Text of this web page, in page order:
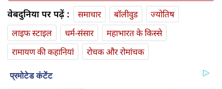
वेबदुनिया पर पढ़ें : समाचार बॉलीवुड
ज्योतिष
लाइफ स्‍टाइल
धर्म-संसार
महाभारत के किस्से
रामायण की कहानियां
रोचक और रोमांचक